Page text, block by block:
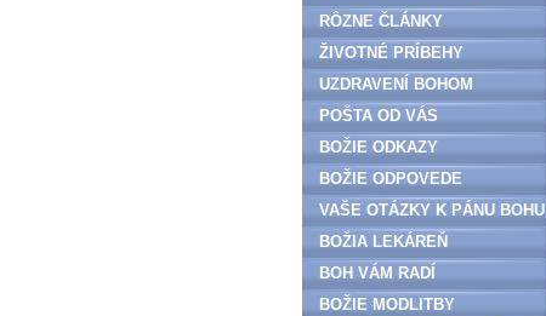
RÔZNE ČLÁNKY
ŽIVOTNÉ PRÍBEHY
UZDRAVENÍ BOHOM
POŠTA OD VÁS
BOŽIE ODKAZY
BOŽIE ODPOVEDE
VAŠE OTÁZKY K PÁNU BOHU
BOŽIA LEKÁREŇ
BOH VÁM RADÍ
BOŽIE MODLITBY